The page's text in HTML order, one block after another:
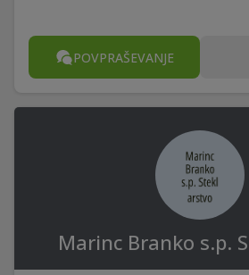
POVPRAŠEVANJE
Marinc Branko s.p.